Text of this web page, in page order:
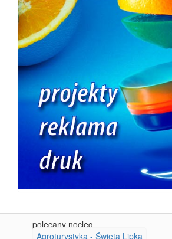
polecany nocleg
Agroturystyka - Święta Lipka